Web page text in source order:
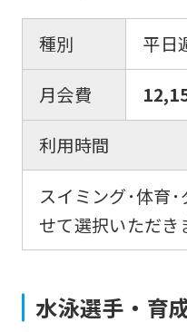
種別
平日
月会費
利用時間
スイミング･体育
せて選択いただき
水泳選手・育